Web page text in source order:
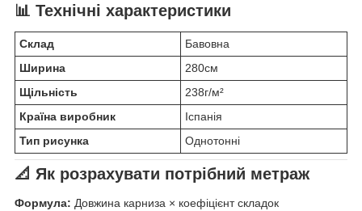
📊 Технічні характеристики
Склад
Бавовна
Ширина
280см
Щільність
238г/м²
Країна виробник
Іспанія
Тип рисунка
Однотонні
📐 Як розрахувати потрібний метраж
Формула: Довжина карниза × коефіцієнт складок